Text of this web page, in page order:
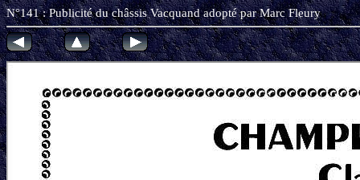
N°141 : Publicité du châssis Vacquand adopté par Marc